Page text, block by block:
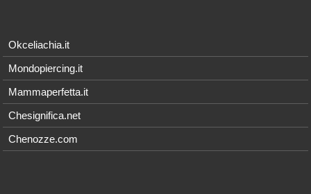
Okceliachia.it
Mondopiercing.it
Mammaperfetta.it
Chesignifica.net
Chenozze.com